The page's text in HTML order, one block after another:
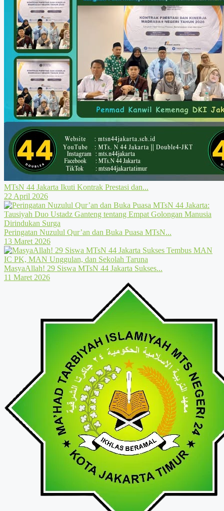
MTsN 44 Jakarta Ikuti Kontrak Prestasi dan...
22 April 2026
Peringatan Nuzulul Qur’an dan Buka Puasa MTsN...
13 Maret 2026
MasyaAllah! 29 Siswa MTsN 44 Jakarta Sukses...
11 Maret 2026